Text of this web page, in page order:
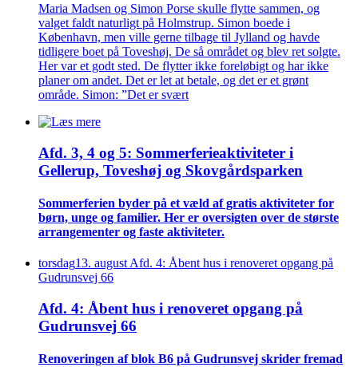
Maria Madsen og Simon Porse skulle flytte sammen, og
valget faldt naturligt på Holmstrup. Simon boede i
København, men ville gerne tilbage til Jylland og havde
tidligere boet på Toveshøj. De så området og blev ret solgte.
Her var et godt sted. De flytter ikke foreløbigt og har ikke
planer om andet. Det er let at betale, og det er et grønt
område. Simon: ”Det er svært
Afd. 3, 4 og 5: Sommer­ferie­aktiviteter i
Gellerup, Toveshøj og Skovgårds­parken
Sommer­ferien byder på et væld af gratis aktiviteter for
børn, unge og familier. Her er oversigten over de største
arrangementer og faste aktiviteter.
torsdag13. august Afd. 4: Åbent hus i renoveret opgang på
Gudrunsvej 66
Afd. 4: Åbent hus i renoveret opgang på
Gudrunsvej 66
Renove­ringen af blok B6 på Gudrunsvej skrider fremad